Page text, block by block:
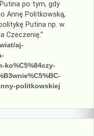
po tym, gdy
Annę Politkowską,
Putina np. w
Czeczenię.”
aj-
ko%C5%84czy-
politkowskiej